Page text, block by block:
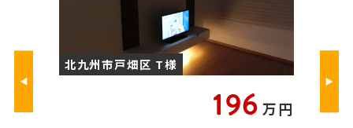
万円
北九州市戸畑区 T様
196 万円